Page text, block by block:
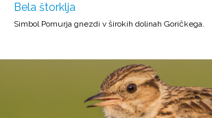
Bela štorklja
Simbol Pomurja gnezdi v širokih dolinah Goričkega.